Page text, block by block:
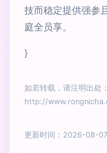
技而稳定提供强参
庭全员享。
}
如若转载，请注明出处：
http://
更新时间：2026-08-